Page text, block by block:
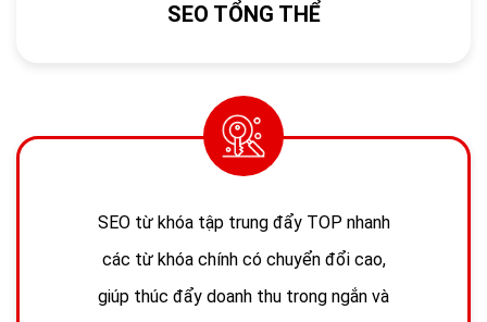
SEO TỔNG THỂ
SEO từ khóa tập trung đẩy TOP nhanh
các từ khóa chính có chuyển đổi cao,
giúp thúc đẩy doanh thu trong ngắn và